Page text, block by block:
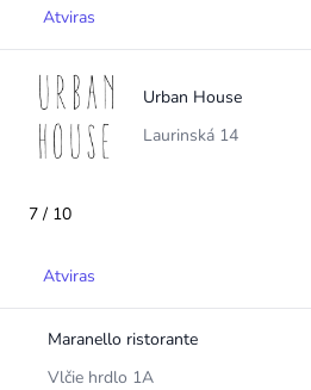
Atviras
Urban House
Laurinská 14
7 / 10
Atviras
Maranello ristorante
Vlčie hrdlo 1A